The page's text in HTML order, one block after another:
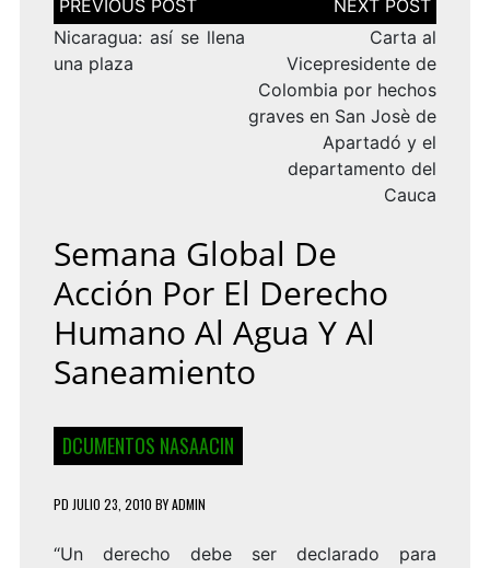
de
entradas
Nicaragua: así se llena
una plaza
Carta al
Vicepresidente de
Colombia por hechos
graves en San Josè de
Apartadó y el
departamento del
Cauca
Semana Global De
Acción Por El Derecho
Humano Al Agua Y Al
Saneamiento
DCUMENTOS NASAACIN
PD JULIO 23, 2010 BYADMIN
“Un derecho debe ser declarado para